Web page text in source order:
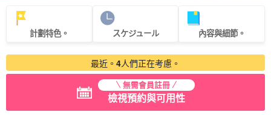
計劃特色。 スケジュール 內容與細節。
最近。 4人們正在考慮。
無需會員註冊
檢視預約與可用性